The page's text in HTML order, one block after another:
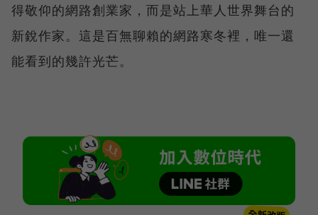
得敬仰的網路創業家，而是站上華人世界舞台的
新銳作家。這是百無聊賴的網路寒冬裡，唯一還
能看到的幾許光芒。